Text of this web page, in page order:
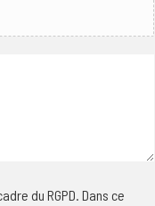
du RGPD. Dans ce